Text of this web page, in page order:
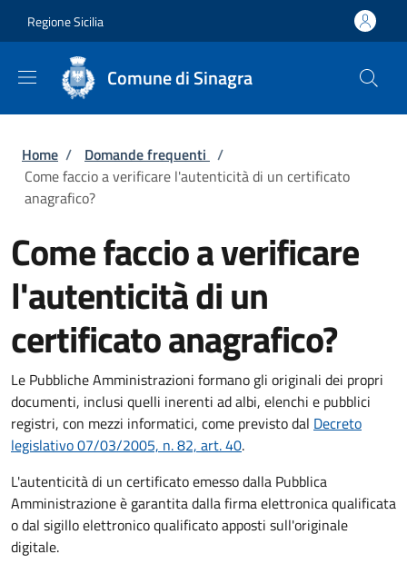
Regione Sicilia
Comune di Sinagra
Briciole di pane
Home / Domande frequenti /
Come faccio a verificare l'autenticità di un certificato
anagrafico?
Come faccio a verificare
l'autenticità di un
certificato anagrafico?
Le Pubbliche Amministrazioni formano gli originali dei propri
documenti, inclusi quelli inerenti ad albi, elenchi e pubblici
registri, con mezzi informatici, come previsto dal Decreto
legislativo 07/03/2005, n. 82, art. 40.
L'autenticità di un certificato emesso dalla Pubblica
Amministrazione è garantita dalla firma elettronica qualificata
o dal sigillo elettronico qualificato apposti sull'originale
digitale.